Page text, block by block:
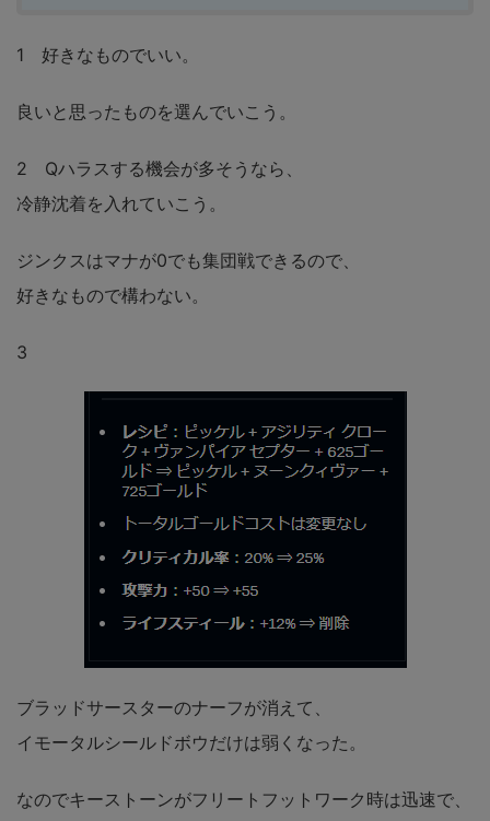
1 好きなものでいい。
良いと思ったものを選んでいこう。
2 Qハラスする機会が多そうなら、
冷静沈着を入れていこう。
ジンクスはマナが0でも集団戦できるので、
好きなもので構わない。
3
ブラッドサースターのナーフが消えて、
イモータルシールドボウだけは弱くなった。
なのでキーストーンがフリートフットワーク時は迅速で、